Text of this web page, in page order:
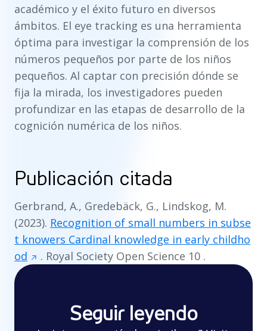
académico y el éxito futuro en diversos
ámbitos. El eye tracking es una herramienta
óptima para investigar la comprensión de los
números pequeños por parte de los niños
pequeños. Al captar con precisión dónde se
fija la mirada, los investigadores pueden
profundizar en las etapas de desarrollo de la
cognición numérica de los niños.
Publicación citada
Gerbrand, A., Gredebäck, G., Lindskog, M.
(2023). Recognition of small numbers in subse
t knowers Cardinal knowledge in early childho
od
. Royal Society Open Science 10 .
Seguir leyendo